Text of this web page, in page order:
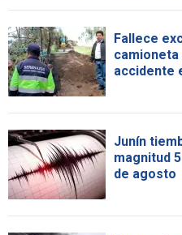
Fallece
camioneta
accidente
Junín
magnitud
de agosto